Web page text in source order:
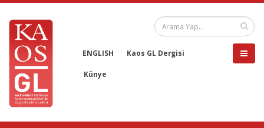
ENGLISH Kaos GL Dergisi
Künye